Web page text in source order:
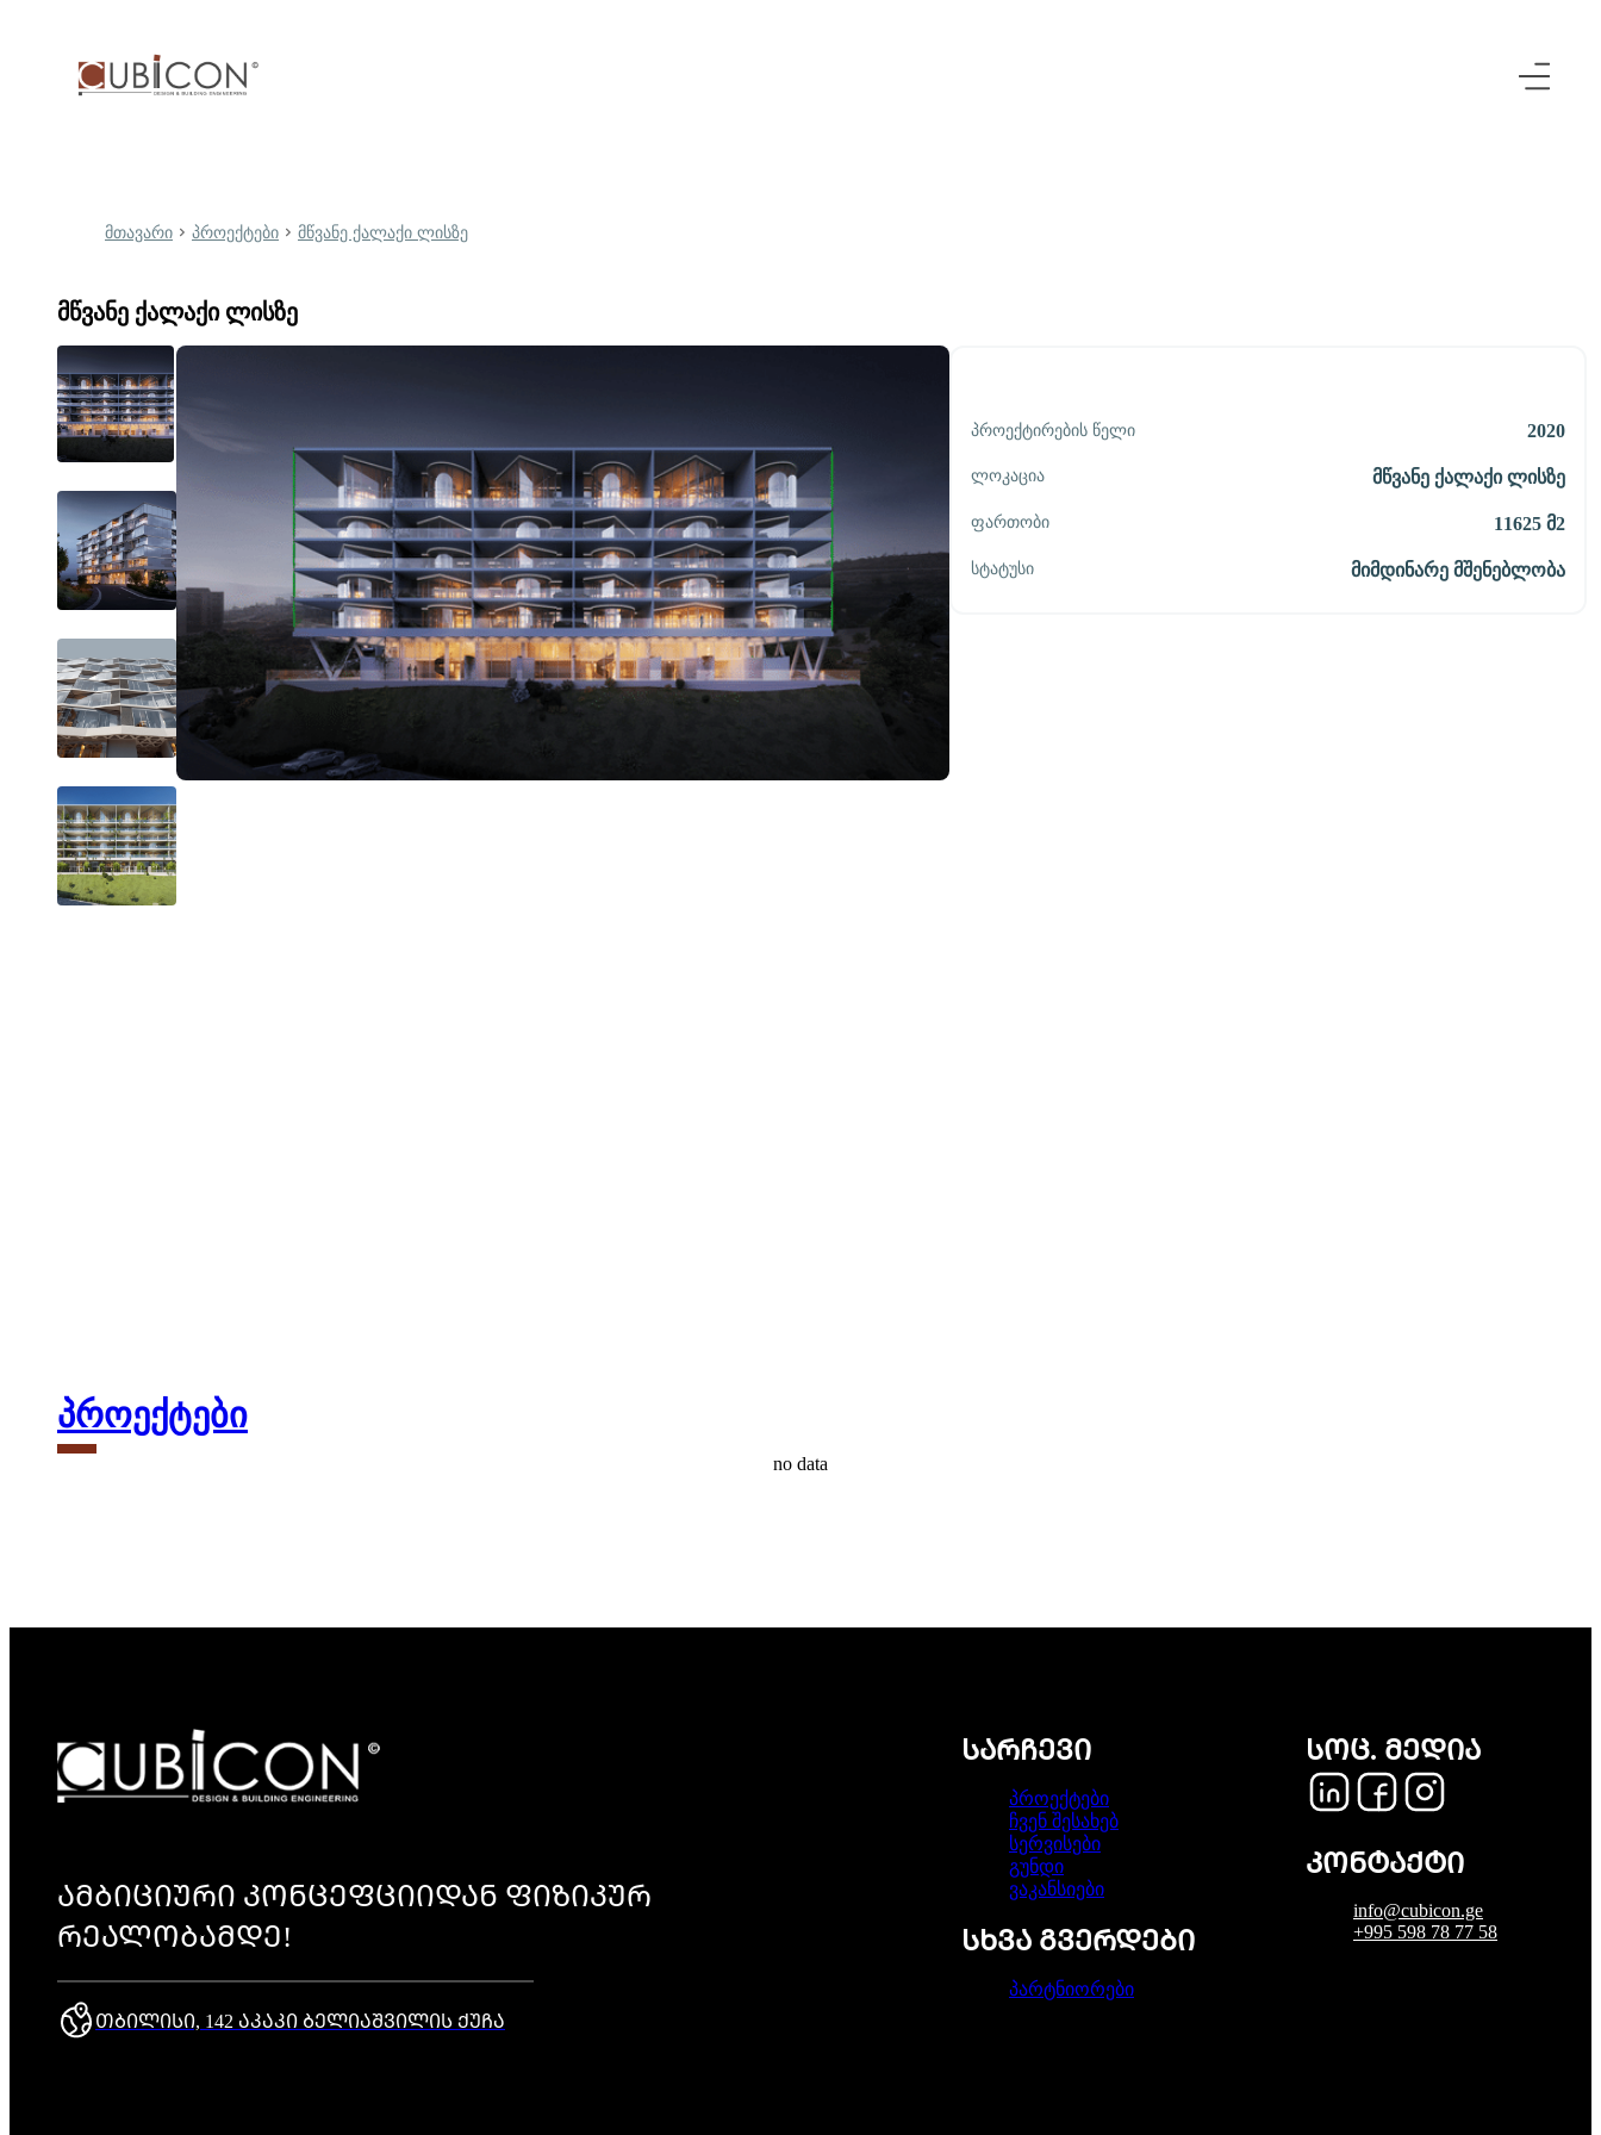
მთავარი პროექტები მწვანე ქალაქი ლისზე
მწვანე ქალაქი ლისზე
Პროექტირების Წელი 2020
Ლოკაცია Მწვანე Ქალაქი Ლისზე
Ფართობი 11625 Მ2
Სტატუსი Მიმდინარე Მშენებლობა
პროექტები
no data
ᲐᲛᲑᲘᲪᲘᲣᲠᲘ ᲙᲝᲜᲪᲔᲤᲪᲘᲘᲓᲐᲜ ᲤᲘᲖᲘᲙᲣᲠ
ᲠᲔᲐᲚᲝᲑᲐᲛᲓᲔ!
ᲗᲑᲘᲚᲘᲡᲘ, 142 ᲐᲙᲐᲙᲘ ᲑᲔᲚᲘᲐᲨᲕᲘᲚᲘᲡ ᲥᲣᲩᲐ
ᲡᲐᲠᲩᲔᲕᲘ
პროექტები
ჩვენ შესახებ
სერვისები
გუნდი
ვაკანსიები
ᲡᲮᲕᲐ ᲒᲕᲔᲠᲓᲔᲑᲘ
პარტნიორები
ᲡᲝᲪ. ᲛᲔᲓᲘᲐ
ᲙᲝᲜᲢᲐᲥᲢᲘ
info@cubicon.ge
+995 598 78 77 58